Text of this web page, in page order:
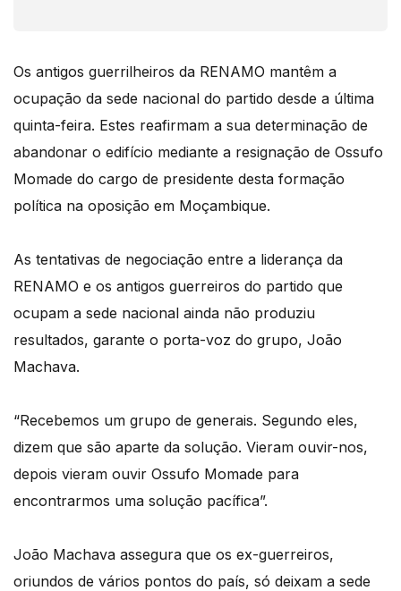
Os antigos guerrilheiros da RENAMO mantêm a
ocupação da sede nacional do partido desde a última
quinta-feira. Estes reafirmam a sua determinação de
abandonar o edifício mediante a resignação de Ossufo
Momade do cargo de presidente desta formação
política na oposição em Moçambique.
As tentativas de negociação entre a liderança da
RENAMO e os antigos guerreiros do partido que
ocupam a sede nacional ainda não produziu
resultados, garante o porta-voz do grupo, João
Machava.
“Recebemos um grupo de generais. Segundo eles,
dizem que são aparte da solução. Vieram ouvir-nos,
depois vieram ouvir Ossufo Momade para
encontrarmos uma solução pacífica”.
João Machava assegura que os ex-guerreiros,
oriundos de vários pontos do país, só deixam a sede